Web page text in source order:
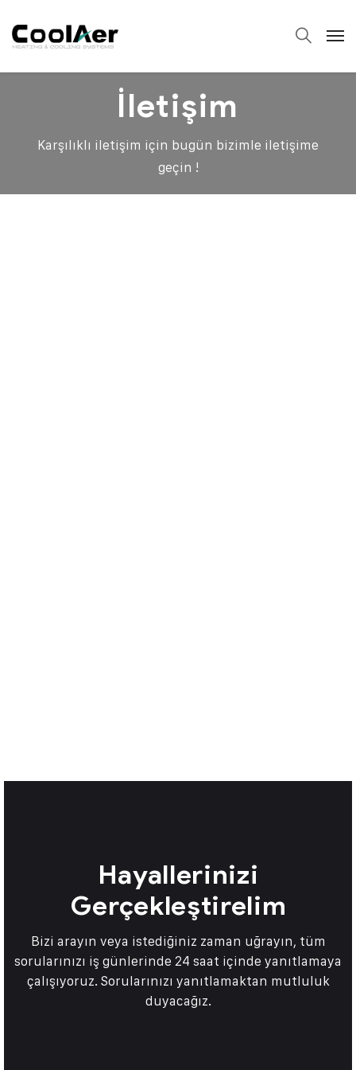
İletişim
Karşılıklı iletişim için bugün bizimle iletişime
geçin !
Hayallerinizi
Gerçekleştirelim
Bizi arayın veya istediğiniz zaman uğrayın, tüm
sorularınızı iş günlerinde 24 saat içinde yanıtlamaya
çalışıyoruz. Sorularınızı yanıtlamaktan mutluluk
duyacağız.